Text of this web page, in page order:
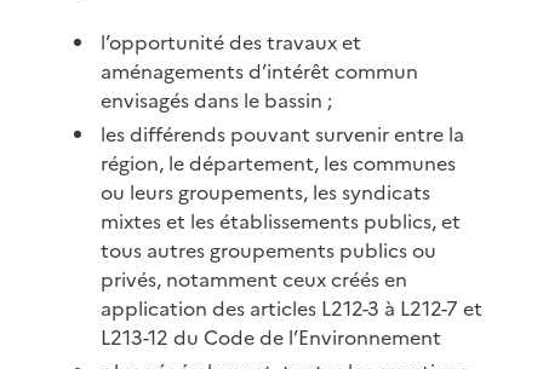
l’opportunité des travaux et
aménagements d’intérêt commun
envisagés dans le bassin ;
les différends pouvant survenir entre la
région, le département, les communes
ou leurs groupements, les syndicats
mixtes et les établissements publics, et
tous autres groupements publics ou
privés, notamment ceux créés en
application des articles L212-3 à L212-7 et
L213-12 du Code de l’Environnement